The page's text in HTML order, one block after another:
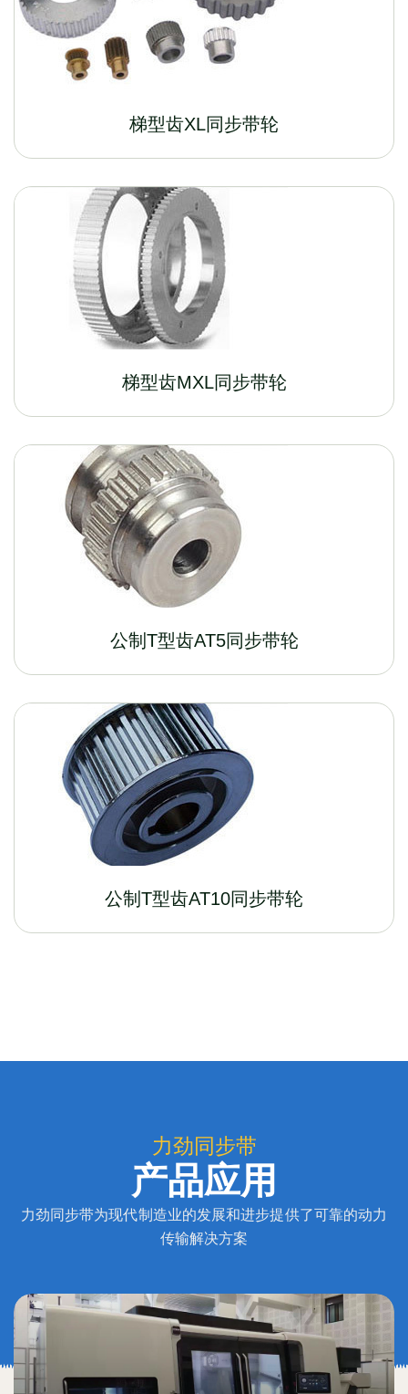
梯型齿XL同步带轮
梯型齿MXL同步带轮
公制T型齿AT5同步带轮
公制T型齿AT10同步带轮
力劲同步带
产品应用
力劲同步带为现代制造业的发展和进步提供了可靠的动力
传输解决方案